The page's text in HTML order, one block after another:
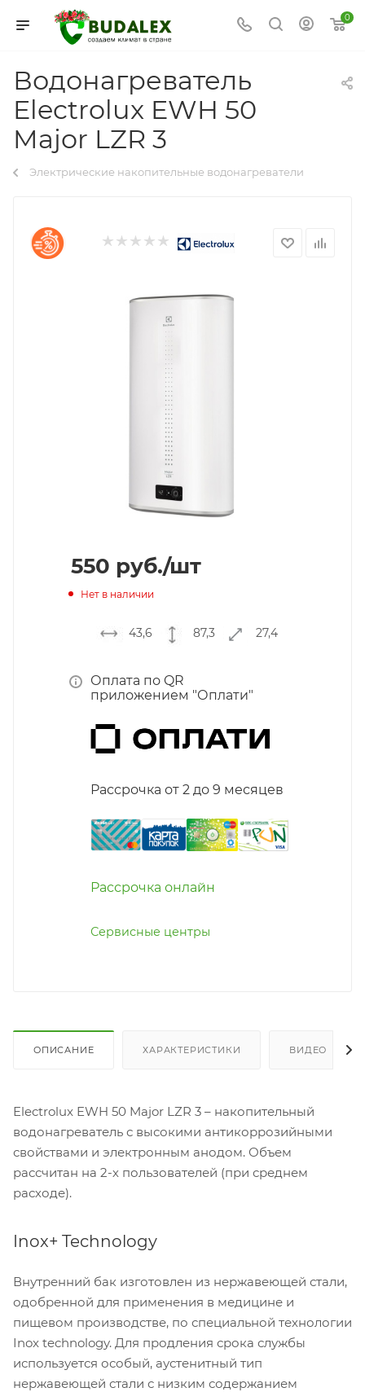
0
Водонагреватель
Electrolux EWH 50
Major LZR 3
Электрические накопительные водонагреватели
550 руб./шт
Нет в наличии
43,6 87,3 27,4
Оплата по QR
приложением "Оплати"
Рассрочка от 2 до 9 месяцев
Рассрочка онлайн
Сервисные центры
ОПИСАНИЕ ХАРАКТЕРИСТИКИ ВИДЕО
Electrolux EWH 50 Major LZR 3 – накопительный
водонагреватель с высокими антикоррозийными
свойствами и электронным анодом. Объем
рассчитан на 2-х пользователей (при среднем
расходе).
Inox+ Technology
Внутренний бак изготовлен из нержавеющей стали,
одобренной для применения в медицине и
пищевом производстве, по специальной технологии
Inox technology. Для продления срока службы
используется особый, аустенитный тип
нержавеющей стали с низким содержанием